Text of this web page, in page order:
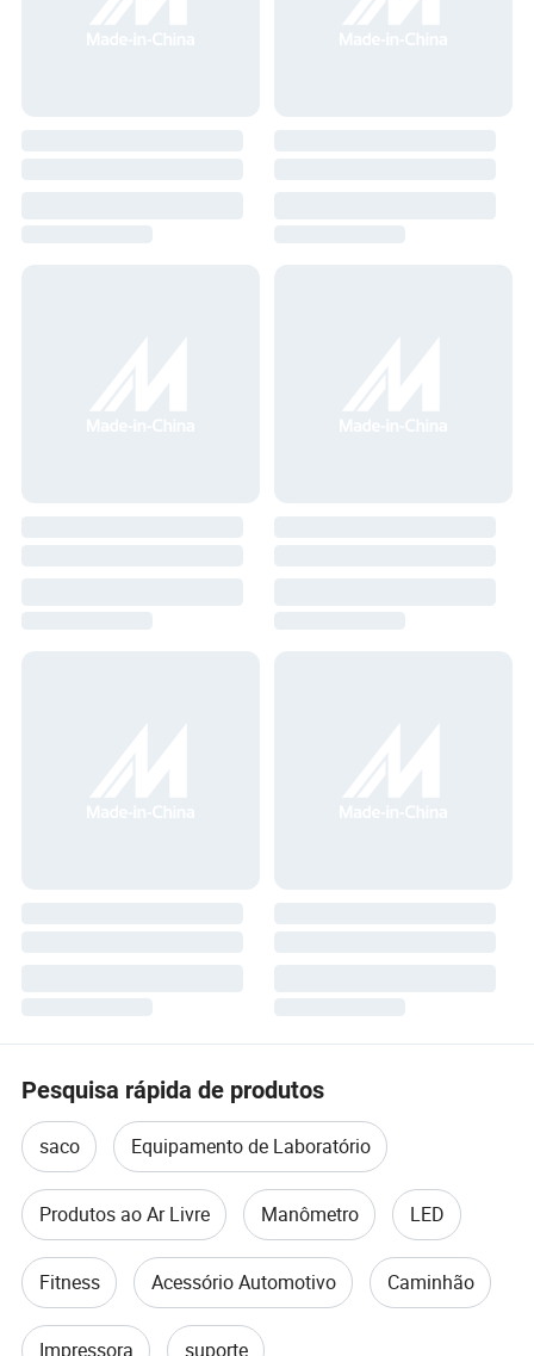
Pesquisa rápida de produtos
saco Equipamento de Laboratório
Produtos ao Ar Livre Manômetro LED
Fitness Acessório Automotivo Caminhão
Impressora suporte